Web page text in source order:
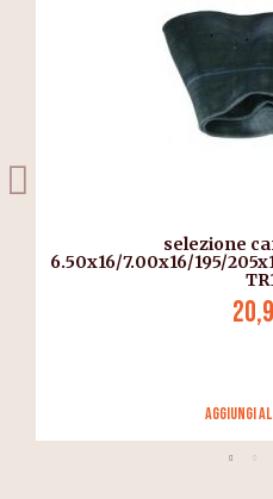
selezione
6.50x16/7.00x16/195/
Aggiungi